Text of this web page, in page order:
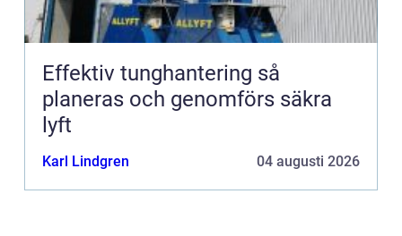
Effektiv tunghantering så
planeras och genomförs säkra
lyft
Karl Lindgren 04 augusti 2026